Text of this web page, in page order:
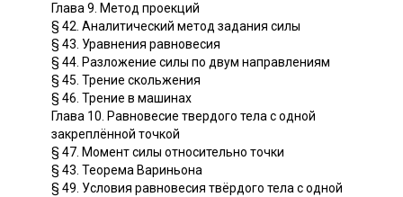
Глава 9. Метод проекций
§ 42. Аналитический метод задания силы
§ 43. Уравнения равновесия
§ 44. Разложение силы по двум направлениям
§ 45. Трение скольжения
§ 46. Трение в машинах
Глава 10. Равновесие твердого тела с одной
закреплённой точкой
§ 47. Момент силы относительно точки
§ 43. Теорема Вариньона
§ 49. Условия равновесия твёрдого тела с одной